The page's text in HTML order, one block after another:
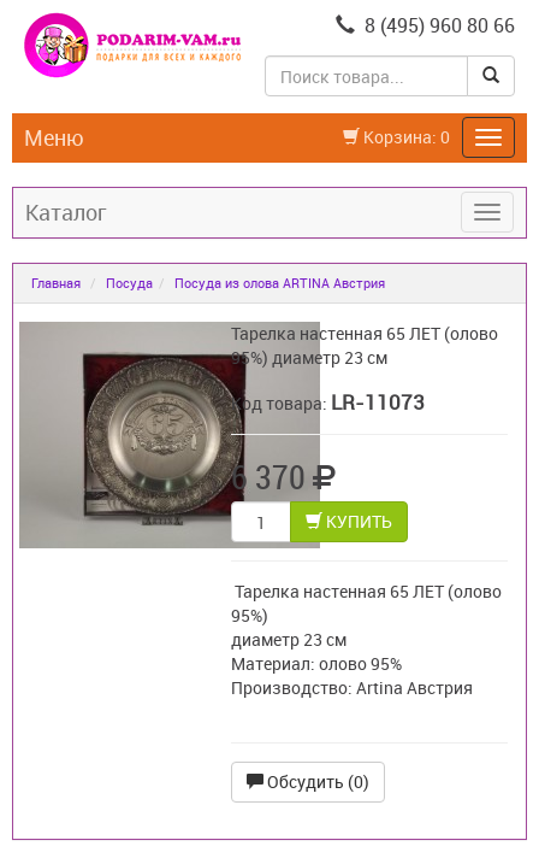
8 (495) 960 80 66
Корзина: 0
Меню
Каталог
Главная Посуда Посуда из олова ARTINA Австрия
Тарелка настенная 65 ЛЕТ (олово
95%) диаметр 23 см
Код товара: LR-11073
6 370
КУПИТЬ
Тарелка настенная 65 ЛЕТ (олово
95%)
диаметр 23 см
Материал: олово 95%
Производство: Artina Австрия
Обсудить (0)